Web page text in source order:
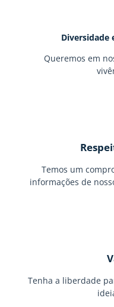
Diversidade
Queremos em
Temos um
informações de
Tenha a liberdade